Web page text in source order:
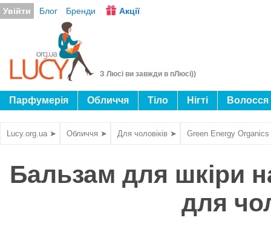
Увійти Блог Бренди Акції
З Люсі ви завжди в пЛюсі))
Парфумерія Обличчя Тіло Нігті Волосся
Lucy.org.ua ➤ Обличчя ➤ Для чоловіків ➤ Green Energy
Бальзам для шкіри
для